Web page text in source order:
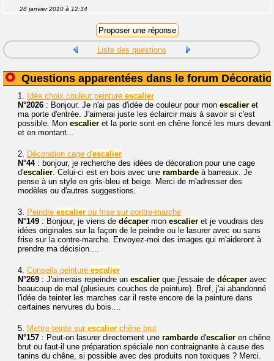
28 janvier 2010 à 12:34
Liste des questions
Questions apparentées dans le forum
1. Idée choix couleur peinture escalier
N°2026 : Bonjour. Je n'ai pas d'idée de couleur pour mon escalier et
ma porte d'entrée. J'aimerai juste les éclaircir mais à savoir si c'est
possible. Mon escalier et la porte sont en chêne foncé les murs devant
et en montant...
2. Décoration cage d'escalier
N°44: bonjour, je recherche des idées de décoration pour une cage
d'escalier. Celui-ci est en bois avec une rambarde à barreaux. Je
pense à un style en gris-bleu et beige. Merci de m'adresser des
modèles ou d'autres suggestions.
3. Peindre escalier ou frise sur contre-marche
N°149 : Bonjour, je viens de décaper mon escalier et je voudrais des
idées originales sur la façon de le peindre ou le lasurer avec ou sans
frise sur la contre-marche. Envoyez-moi des images qui m'aideront à
prendre ma décision....
4. Conseils peinture escalier
N°269 : J'aimerais repeindre un escalier que j'essaie de décaper avec
beaucoup de mal (plusieurs couches de peinture). Bref, j'ai abandonné
l'idée de teinter les marches car il reste encore de la peinture dans
certaines nervures du bois....
5. Mettre teinte sur escalier chêne brut
N°157 : Peut-on lasurer directement une rambarde d'escalier en chêne
brut ou faut-il une préparation spéciale non contraignante à cause des
tanins du chêne, si possible avec des produits non toxiques ? Merci.